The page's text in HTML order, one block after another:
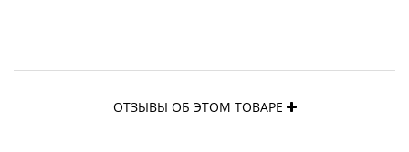
ОТЗЫВЫ ОБ ЭТОМ ТОВАРЕ